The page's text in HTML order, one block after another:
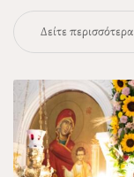
Δείτε περισσότερα